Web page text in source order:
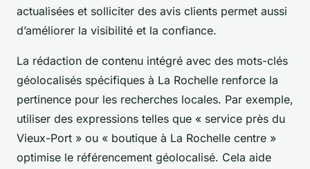
actualisées et solliciter des avis clients permet aussi
d’améliorer la visibilité et la confiance.
La rédaction de contenu intégré avec des mots-clés
géolocalisés spécifiques à La Rochelle renforce la
pertinence pour les recherches locales. Par exemple,
utiliser des expressions telles que « service près du
Vieux-Port » ou « boutique à La Rochelle centre »
optimise le référencement géolocalisé. Cela aide